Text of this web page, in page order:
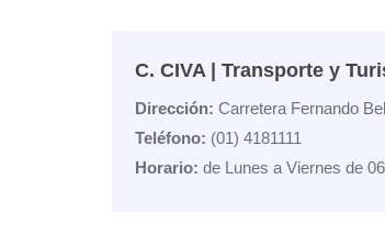
C. CIVA | Transporte y
Dirección: Carretera Fernando
Teléfono: (01) 4181111
Horario: de Lunes a Viernes de